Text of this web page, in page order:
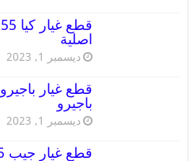
اصلية
ديسمبر 1, 2023
باجيرو
ديسمبر 1, 2023